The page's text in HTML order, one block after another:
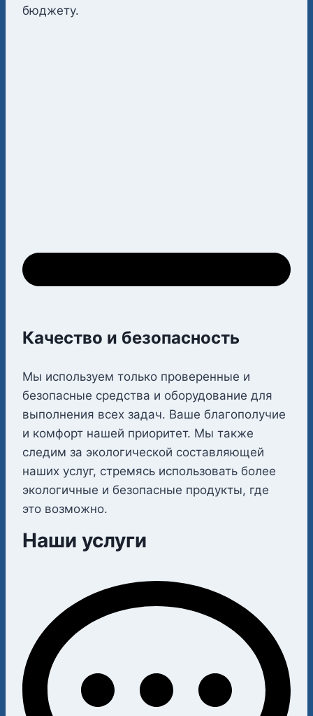
бюджету.
Качество и безопасность
Мы используем только проверенные и
безопасные средства и оборудование для
выполнения всех задач. Ваше благополучие
и комфорт нашей приоритет. Мы также
следим за экологической составляющей
наших услуг, стремясь использовать более
экологичные и безопасные продукты, где
это возможно.
Наши услуги